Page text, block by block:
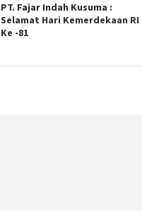
PT. Fajar Indah Kusuma :
Selamat Hari Kemerdekaan RI
Ke -81